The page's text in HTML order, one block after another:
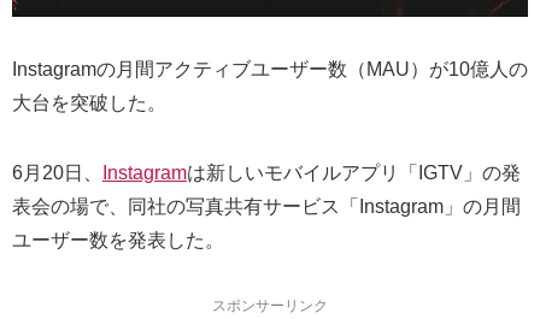
Instagramの月間アクティブユーザー数（MAU）が10億人の
大台を突破した。
6月20日、 Instagramは新しいモバイルアプリ「IGTV」の発
表会の場で、同社の写真共有サービス「Instagram」の月間
ユーザー数を発表した。
スポンサーリンク